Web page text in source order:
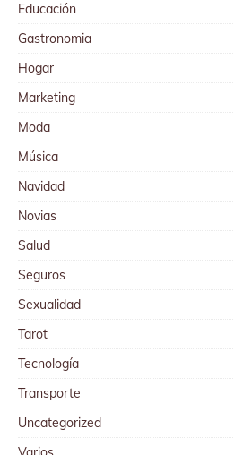
Educación
Gastronomia
Hogar
Marketing
Moda
Música
Navidad
Novias
Salud
Seguros
Sexualidad
Tarot
Tecnología
Transporte
Uncategorized